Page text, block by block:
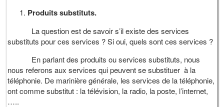
Produits substituts.
La question est de savoir s’il existe des services
substituts pour ces services ? Si oui, quels sont ces services ?
En parlant des produits ou services substituts, nous
nous referons aux services qui peuvent se substituer à la
téléphonie. De marinière générale, les services de la téléphonie,
ont comme substitut : la télévision, la radio, la poste, l’internet,
…..